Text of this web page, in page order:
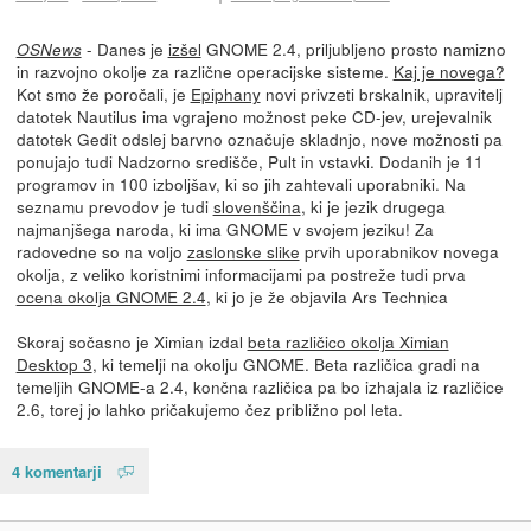
OSNews- Danes je izšel GNOME 2.4, priljubljeno prosto namizno
in razvojno okolje za različne operacijske sisteme. Kaj je novega?
Kot smo že poročali, je Epiphanynovi privzeti brskalnik, upravitelj
datotek Nautilus ima vgrajeno možnost peke CD-jev, urejevalnik
datotek Gedit odslej barvno označuje skladnjo, nove možnosti pa
ponujajo tudi Nadzorno središče, Pult in vstavki. Dodanih je 11
programov in 100 izboljšav, ki so jih zahtevali uporabniki. Na
seznamu prevodov je tudi slovenščina, ki je jezik drugega
najmanjšega naroda, ki ima GNOME v svojem jeziku! Za
radovedne so na voljo zaslonske slike prvih uporabnikov novega
okolja, z veliko koristnimi informacijami pa postreže tudi prva
ocena okolja GNOME 2.4, ki jo je že objavila Ars Technica
Skoraj sočasno je Ximian izdal beta različico okolja Ximian
Desktop 3, ki temelji na okolju GNOME. Beta različica gradi na
temeljih GNOME-a 2.4, končna različica pa bo izhajala iz različice
2.6, torej jo lahko pričakujemo čez približno pol leta.
4 komentarji